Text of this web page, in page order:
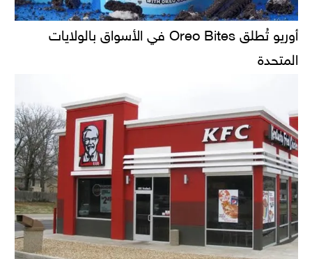
أوريو تُطلق Oreo Bites في الأسواق بالولايات
المتحدة